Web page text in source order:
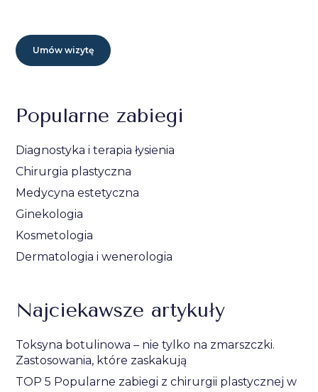
Umów wizytę
Popularne zabiegi
Diagnostyka i terapia łysienia
Chirurgia plastyczna
Medycyna estetyczna
Ginekologia
Kosmetologia
Dermatologia i wenerologia
Najciekawsze artykuły
Toksyna botulinowa – nie tylko na zmarszczki.
Zastosowania, które zaskakują
TOP 5 Popularne zabiegi z chirurgii plastycznej w